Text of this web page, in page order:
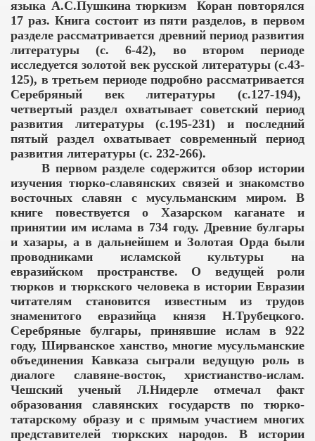
языка А.С.Пушкина тюркизм Коран повторялся
17 раз. Книга состоит из пяти разделов, в первом
разделе рассматривается древний период развития
литературы (с. 6-42), во втором периоде
исследуется золотой век русской литературы (с.43-
125), в третьем периоде подробно рассматривается
Серебряный век литературы (с.127-194),
четвертый раздел охватывает советский период
развития литературы (с.195-231) и последний
пятый раздел охватывает современный период
развития литературы (с. 232-266).
В первом разделе содержится обзор истории
изучения тюрко-славянских связей и знакомство
восточных славян с мусульманским миром. В
книге повествуется о Хазарском каганате и
принятии им ислама в 734 году. Древние булгары
и хазары, а в дальнейшем и Золотая Орда были
проводниками исламской культуры на
евразийском пространстве. О ведущей роли
тюрков и тюркского человека в истории Евразии
читателям становится известным из трудов
знаменитого евразийца князя Н.Трубецкого.
Серебряные булгары, принявшие ислам в 922
году, Ширванское ханство, многие мусульманские
объединения Кавказа сыграли ведущую роль в
диалоге славяне-восток, христианство-ислам.
Чешский ученый Л.Нидерле отмечал факт
образования славянских государств по тюрко-
татарскому образу и с прямым участием многих
представителей тюркских народов. В истории